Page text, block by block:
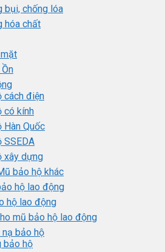
bụi, chống lóa
hóa chất
cách điện
có kính
Hàn Quốc
SSEDA
xây dựng
bảo hộ khác
hộ lao động
hộ lao động
mũ bảo hộ lao động
bảo hộ
bảo hộ